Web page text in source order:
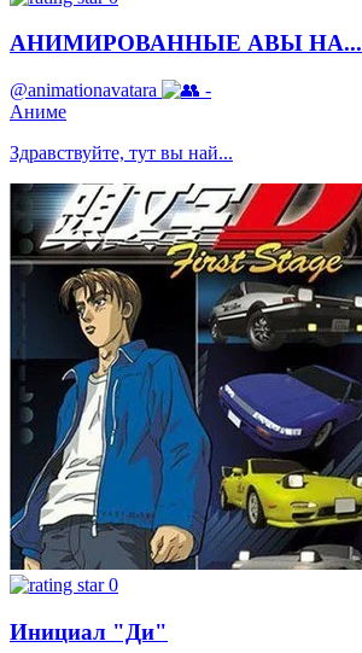
АНИМИРОВАННЫЕ АВЫ НА...
@animationavatara
-
Аниме
Здравствуйте, тут вы най...
0
Инициал "Ди"